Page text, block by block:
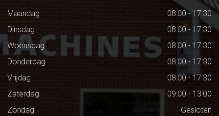
Maandag
08:00 - 17:30
Dinsdag
08:00 - 17:30
Woensdag
08:00 - 17:30
Donderdag
08:00 - 17:30
Vrijdag
08:00 - 17:30
Zaterdag
09:00 - 13:00
Zondag
Gesloten